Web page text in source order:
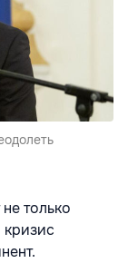
только